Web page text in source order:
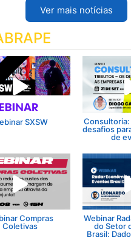
Ver mais notícias
SXSW
Consultoria:
desafios
de
Compras
Coletivas
Webinar
do Setor
Brasil: